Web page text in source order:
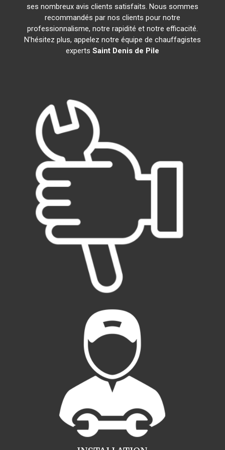
ses nombreux avis clients satisfaits. Nous sommes
recommandés par nos clients pour notre
professionnalisme, notre rapidité et notre efficacité.
N'hésitez plus, appelez notre équipe de chauffagistes
experts Saint Denis de Pile